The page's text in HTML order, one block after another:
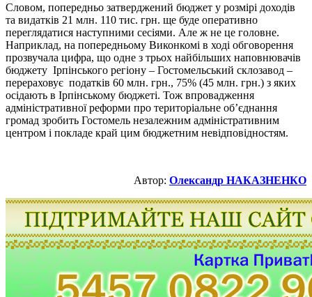
Словом, попередньо затверджений бюджет у розмірі доходів
та видатків 21 млн. 110 тис. грн. ще буде оперативно
переглядатися наступними сесіями. Але ж не це головне.
Наприклад, на попередньому Виконкомі в ході обговорення
прозвучала цифра, що одне з трьох найбільших наповнювачів
бюджету Ірпінського регіону – Гостомельський склозавод –
перераховує податків 60 млн. грн., 75% (45 млн. грн.) з яких
осідають в Ірпінському бюджеті. Тож впровадження
адміністративної реформи про територіальне об’єднання
громад зробить Гостомель незалежним адміністративним
центром і покладе край цим бюджетним невідповідностям.
Автор: Олександр НАКАЗНЕНКО